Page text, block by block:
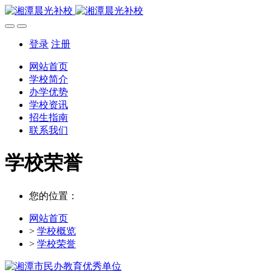
登录 注册
网站首页
学校简介
办学优势
学校资讯
招生指南
联系我们
学校荣誉
您的位置：
网站首页
> 学校概览
> 学校荣誉